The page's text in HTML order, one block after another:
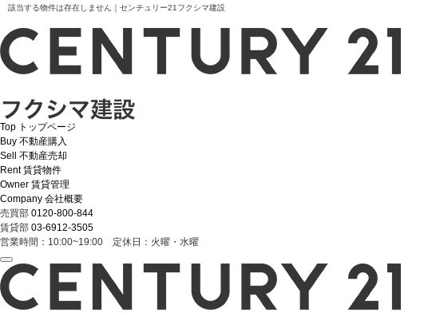
該当する物件は存在しません｜センチュリー21フクシマ建設
Top トップページ
Buy 不動産購入
Sell
不動産売却
Rent 賃貸物件
Owner 賃貸管理
Company 会社概要
売買部 0120-800-844
賃貸部 03-6912-3505
営業時間：10:00~19:00 定休日：火曜・水曜